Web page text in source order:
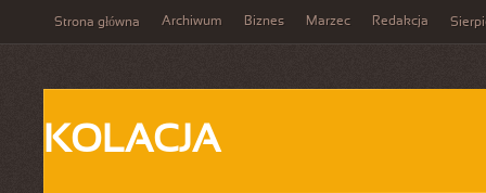
Strona główna Archiwum Biznes Marzec Redakcja
KOLACJA